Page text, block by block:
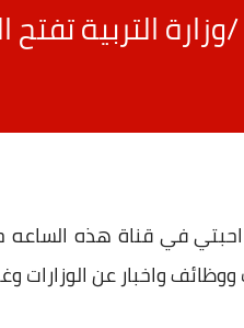
التربية
في قناة هذه الساعه
واخبار عن الوزارات